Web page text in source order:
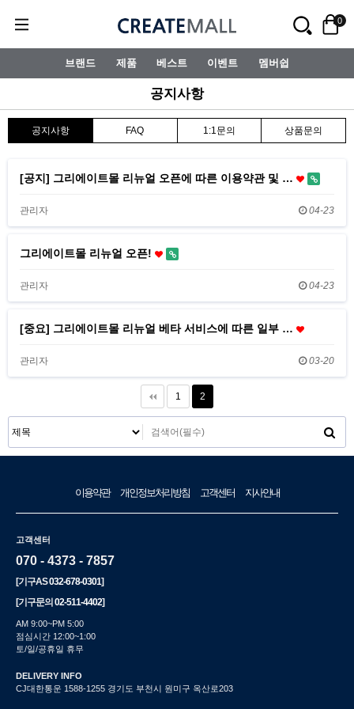
0
브랜드 제품 베스트 이벤트 멤버쉽
공지사항
공지사항 FAQ 1:1문의 상품문의
[공지] 그리에이트몰 리뉴얼 오픈에 따른 이용약관 및 …
관리자 04-23
그리에이트몰 리뉴얼 오픈!
관리자 04-23
[중요] 그리에이트몰 리뉴얼 베타 서비스에 따른 일부 …
관리자 03-20
1 2
이용약관 개인정보처리방침 고객센터 지사안내
고객센터
070 - 4373 - 7857
[기구AS032-678-0301]
[기구문의02-511-4402]
AM 9:00~PM 5:00
점심시간 12:00~1:00
토/일/공휴일 휴무
DELIVERY INFO
CJ대한통운 1588-1255 경기도 부천시 원미구 옥산로203